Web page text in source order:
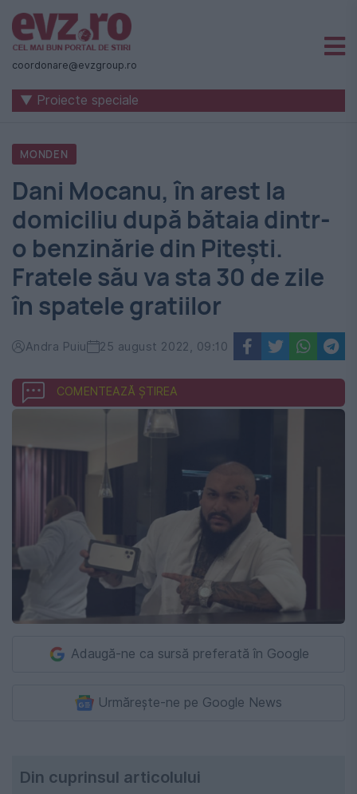
Știri
naționale
internaționale
România
-
Evenimentul
Zilei
coordonare@evzgroup.ro
▼ Proiecte speciale
MONDEN
Dani Mocanu, în arest la
domiciliu după bătaia dintr-
o benzinărie din Pitești.
Fratele său va sta 30 de zile
în spatele gratiilor
Andra Puiu 25 august 2022, 09:10
COMENTEAZĂ ȘTIREA
Adaugă-ne ca sursă preferată în Google
Urmărește-ne pe Google News
Din cuprinsul articolului